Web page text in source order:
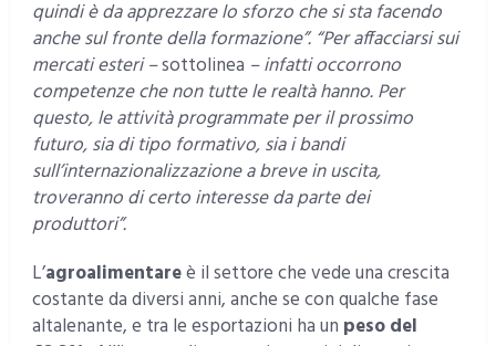
quindi è da apprezzare lo sforzo che si sta facendo
anche sul fronte della formazione”. “Per affacciarsi sui
mercati esteri –sottolinea – infatti occorrono
competenze che non tutte le realtà hanno. Per
questo, le attività programmate per il prossimo
futuro, sia di tipo formativo, sia i bandi
sull’internazionalizzazione a breve in uscita,
troveranno di certo interesse da parte dei
produttori”.
L’agroalimentareè il settore che vede una crescita
costante da diversi anni, anche se con qualche fase
altalenante, e tra le esportazioni ha un peso del